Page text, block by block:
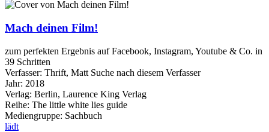
Mach deinen Film!
zum perfekten Ergebnis auf Facebook, Instagram, Youtube & Co. in
39 Schritten
Verfasser: Thrift, Matt Suche nach diesem Verfasser
Jahr: 2018
Verlag: Berlin, Laurence King Verlag
Reihe: The little white lies guide
Mediengruppe: Sachbuch
lädt